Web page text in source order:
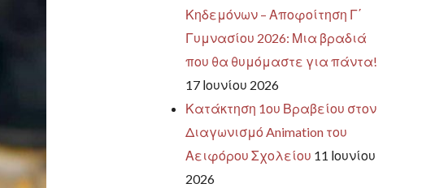
Κηδεμόνων – Αποφοίτηση Γ΄
Γυμνασίου 2026: Μια βραδιά
που θα θυμόμαστε για πάντα!
17 Ιουνίου 2026
Κατάκτηση 1ου Βραβείου στον
Διαγωνισμό Animation του
Αειφόρου Σχολείου 11 Ιουνίου
2026